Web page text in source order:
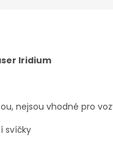
Iridium
nejsou vhodné pro
svíčky